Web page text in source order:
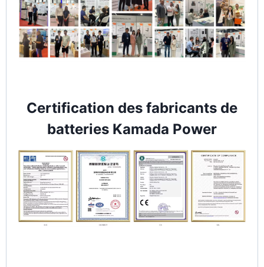
Certification des fabricants de
batteries Kamada Power